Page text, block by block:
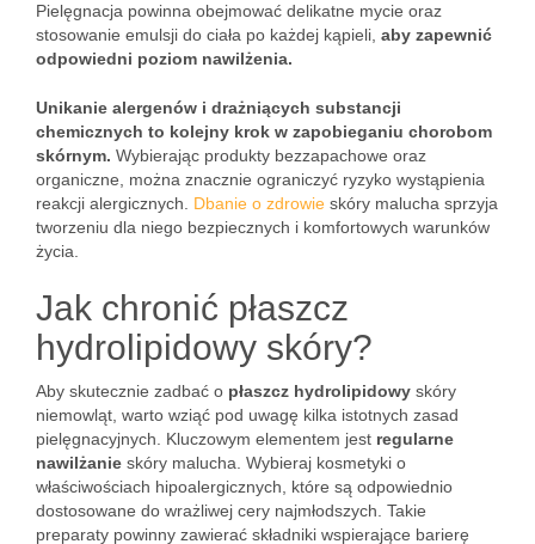
Pielęgnacja powinna obejmować delikatne mycie oraz
stosowanie emulsji do ciała po każdej kąpieli, aby zapewnić
odpowiedni poziom nawilżenia.
Unikanie alergenów i drażniących substancji
chemicznych to kolejny krok w zapobieganiu chorobom
skórnym. Wybierając produkty bezzapachowe oraz
organiczne, można znacznie ograniczyć ryzyko wystąpienia
reakcji alergicznych. Dbanie o zdrowie skóry malucha sprzyja
tworzeniu dla niego bezpiecznych i komfortowych warunków
życia.
Jak chronić płaszcz
hydrolipidowy skóry?
Aby skutecznie zadbać o płaszcz hydrolipidowy skóry
niemowląt, warto wziąć pod uwagę kilka istotnych zasad
pielęgnacyjnych. Kluczowym elementem jest regularne
nawilżanie skóry malucha. Wybieraj kosmetyki o
właściwościach hipoalergicznych, które są odpowiednio
dostosowane do wrażliwej cery najmłodszych. Takie
preparaty powinny zawierać składniki wspierające barierę